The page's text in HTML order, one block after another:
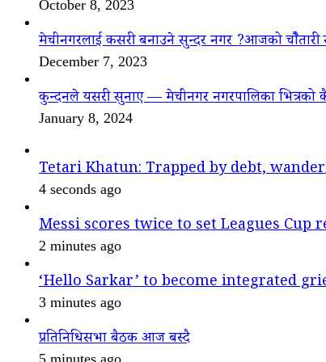
October 8, 2023
मेचीनगरलाई कसरी बनाउने सुन्दर नगर ?आजको चौैतारी
December 7, 2023
कुन्दनले यसरी सुनाए — मेचीनगर नगरपालिका भित्रको
January 8, 2024
Tetari Khatun: Trapped by debt,
4 seconds ago
Messi scores twice to set Leagues Cup
2 minutes ago
‘Hello Sarkar’ to become integrated
3 minutes ago
प्रतिनिधिसभा बैठक आज बस्दै
5 minutes ago